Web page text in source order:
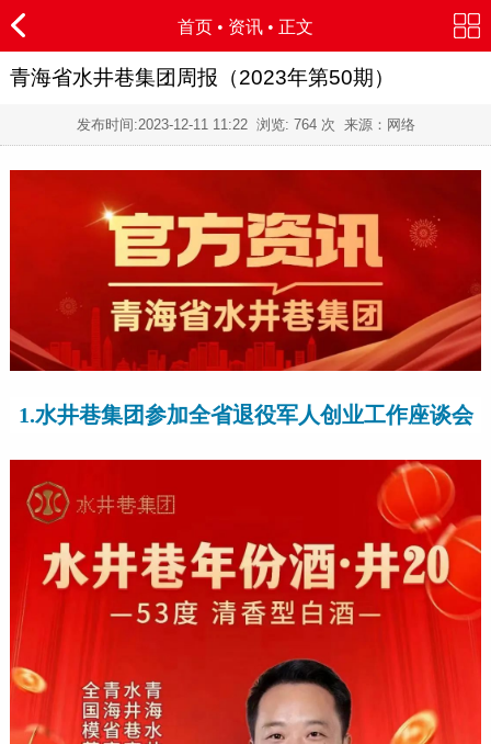
首页 • 资讯 • 正文
青海省水井巷集团周报（2023年第50期）
发布时间:2023-12-11 11:22浏览: 764 次 来源：网络
1.水井巷集团参加全省退役军人创业工作座谈会